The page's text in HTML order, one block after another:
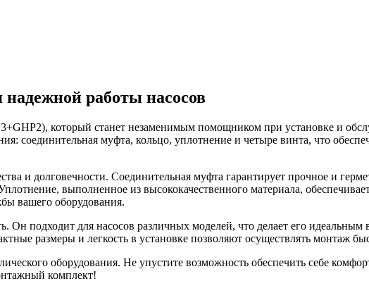
работы насосов
который станет незаменимым помощником при установке и
соединительная муфта, кольцо, уплотнение и четыре винта, что
и долговечности. Соединительная муфта гарантирует прочное и
выполненное из высококачественного материала,
вашего оборудования.
Он подходит для насосов различных моделей, что делает его
размеры и легкость в установке позволяют осуществлять монтаж
оборудования. Не упустите возможность обеспечить себе
комплект!